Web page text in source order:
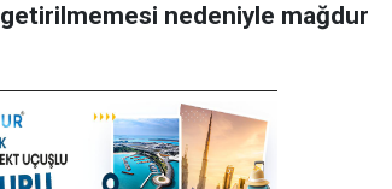
nedeniyle mağdur